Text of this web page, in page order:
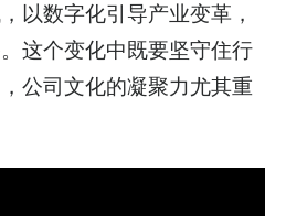
以数字化引导产业变革，
这个变化中既要坚守住行
公司文化的凝聚力尤其重